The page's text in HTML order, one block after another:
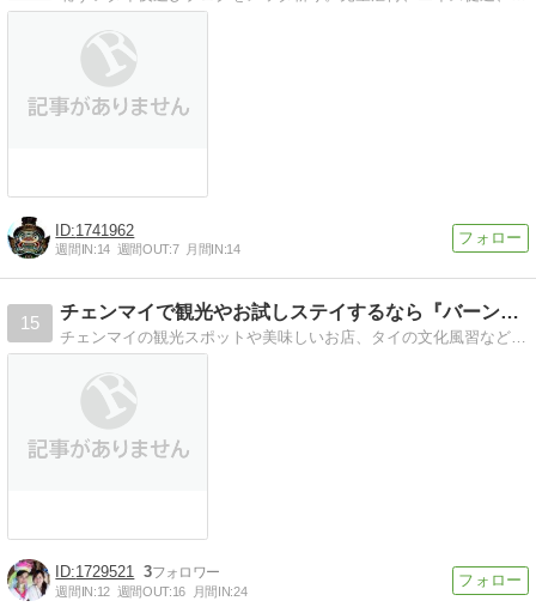
1741962
週間IN:14 週間OUT:7 月間IN:14
15
チェンマイで観光やお試しステイするなら『バーン・チェンマイ』
チェンマイの観光スポットや美味しいお店、タイの文化風習など色々ご紹介します！現地にて観光案内や様々なサポートをしております。
1729521 3
週間IN:12 週間OUT:16 月間IN:24